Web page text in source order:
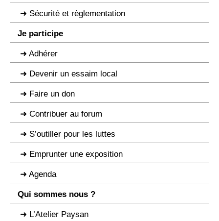
Sécurité et règlementation
Je participe
Adhérer
Devenir un essaim local
Faire un don
Contribuer au forum
S’outiller pour les luttes
Emprunter une exposition
Agenda
Qui sommes nous ?
L’Atelier Paysan